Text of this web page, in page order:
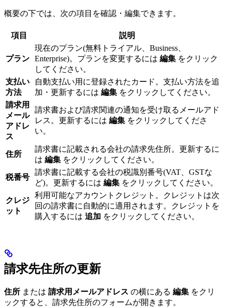
概要の下では、次の項目を確認・編集できます。
項目 説明
プラン
現在のプラン(無料トライアル、Business、
Enterprise)。プランを変更するには 編集 をクリック
してください。
支払い
方法
自動支払い用に登録されたカード。支払い方法を追
加・更新するには 編集 をクリックしてください。
請求用
メール
アドレ
ス
請求書および請求関連の通知を受け取るメールアド
レス。更新するには 編集 をクリックしてくださ
い。
住所
請求書に記載される会社の請求先住所。更新するに
は 編集 をクリックしてください。
税番号
請求書に記載する会社の税識別番号(VAT、GSTな
ど)。更新するには 編集 をクリックしてください。
クレジ
ット
利用可能なアカウントクレジット。クレジットは次
回の請求書に自動的に適用されます。クレジットを
購入するには 追加 をクリックしてください。
請求先住所の更新
住所 または 請求用メールアドレス の横にある 編集 をクリ
ックすると、請求先住所のフォームが開きます。